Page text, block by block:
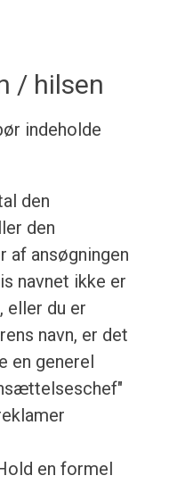
/ hilsen
indeholde
den
den
af ansøgningen
navnet ikke er
eller du er
navn, er det
en generel
en formel